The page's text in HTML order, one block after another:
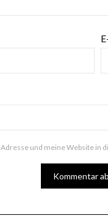
und meine Website